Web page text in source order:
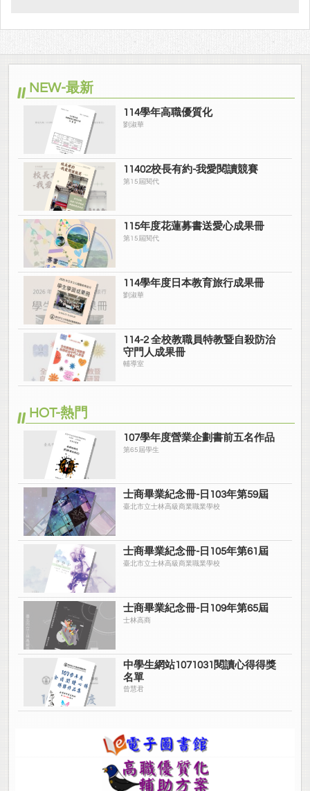
NEW-最新
114學年高職優質化
劉淑華
11402校長有約-我愛閱讀競賽
第15屆閱代
115年度花蓮募書送愛心成果冊
第15屆閱代
114學年度日本教育旅行成果冊
劉淑華
114-2 全校教職員特教暨自殺防治
守門人成果冊
輔導室
HOT-熱門
107學年度營業企劃書前五名作品
第65屆學生
士商畢業紀念冊-日103年第59屆
臺北市立士林高級商業職業學校
士商畢業紀念冊-日105年第61屆
臺北市立士林高級商業職業學校
士商畢業紀念冊-日109年第65屆
士林高商
中學生網站1071031閱讀心得得獎
名單
曾慧君